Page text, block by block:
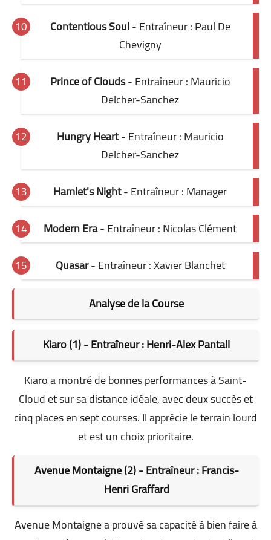
Contentious Soul- Entraîneur : Paul De
Chevigny
Prince of Clouds- Entraîneur : Mauricio
Delcher-Sanchez
Hungry Heart- Entraîneur : Mauricio
Delcher-Sanchez
Hamlet's Night- Entraîneur : Manager
Modern Era- Entraîneur : Nicolas Clément
Quasar- Entraîneur : Xavier Blanchet
Analyse de la Course
Kiaro (1) - Entraîneur : Henri-Alex Pantall
Kiaro a montré de bonnes performances à Saint-
Cloud et sur sa distance idéale, avec deux succès et
cinq places en sept courses. Il apprécie le terrain lourd
et est un choix prioritaire.
Avenue Montaigne (2) - Entraîneur : Francis-
Henri Graffard
Avenue Montaigne a prouvé sa capacité à bien faire à